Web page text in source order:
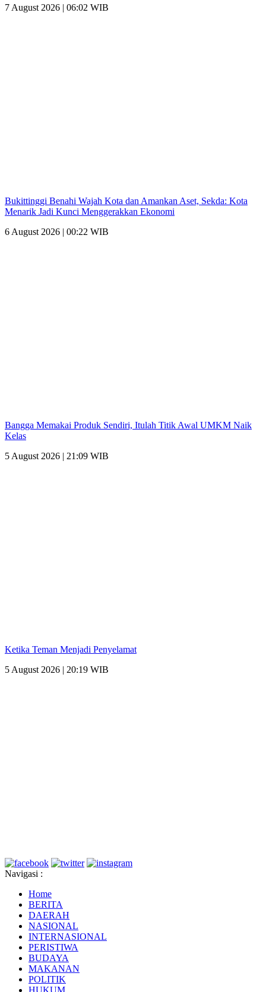
7 August 2026 | 06:02 WIB
Bukittinggi Benahi Wajah Kota dan Amankan Aset, Sekda: Kota
Menarik Jadi Kunci Menggerakkan Ekonomi
6 August 2026 | 00:22 WIB
Bangga Memakai Produk Sendiri, Itulah Titik Awal UMKM Naik
Kelas
5 August 2026 | 21:09 WIB
Ketika Teman Menjadi Penyelamat
5 August 2026 | 20:19 WIB
Navigasi :
Home
BERITA
DAERAH
NASIONAL
INTERNASIONAL
PERISTIWA
BUDAYA
MAKANAN
POLITIK